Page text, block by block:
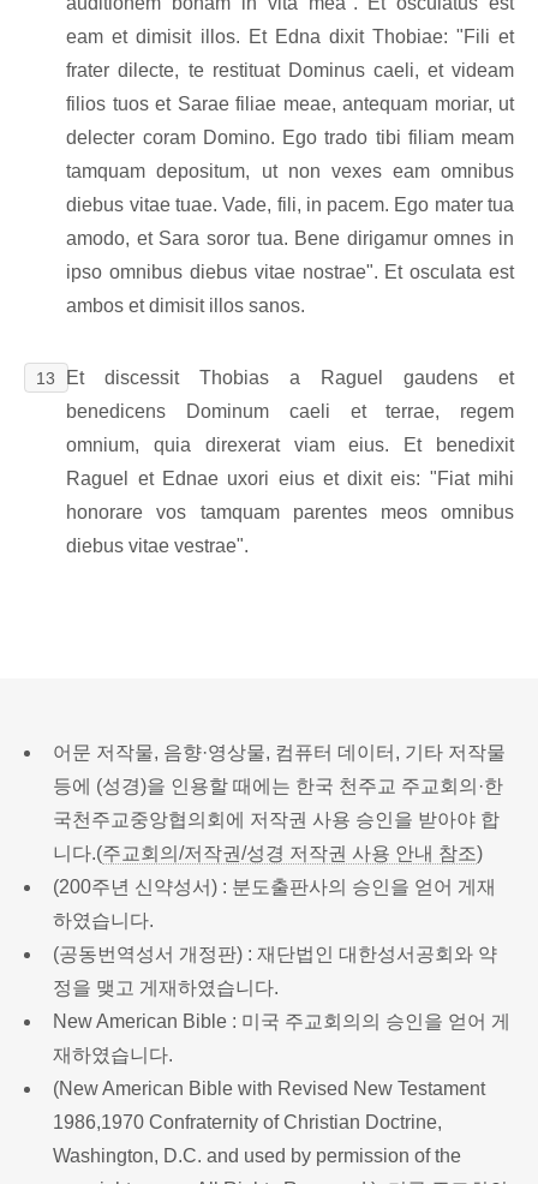
eam et dimisit illos. Et Edna dixit Thobiae: "Fili et
frater dilecte, te restituat Dominus caeli, et videam
filios tuos et Sarae filiae meae, antequam moriar, ut
delecter coram Domino. Ego trado tibi filiam meam
tamquam depositum, ut non vexes eam omnibus
diebus vitae tuae. Vade, fili, in pacem. Ego mater tua
amodo, et Sara soror tua. Bene dirigamur omnes in
ipso omnibus diebus vitae nostrae". Et osculata est
ambos et dimisit illos sanos.
13
Et discessit Thobias a Raguel gaudens et
benedicens Dominum caeli et terrae, regem
omnium, quia direxerat viam eius. Et benedixit
Raguel et Ednae uxori eius et dixit eis: "Fiat mihi
honorare vos tamquam parentes meos omnibus
diebus vitae vestrae".
어문 저작물, 음향·영상물, 컴퓨터 데이터, 기타 저작물
등에 (성경)을 인용할 때에는 한국 천주교 주교회의·한
국천주교중앙협의회에 저작권 사용 승인을 받아야 합
니다.(주교회의/저작권/성경 저작권 사용 안내 참조)
(200주년 신약성서) : 분도출판사의 승인을 얻어 게재
하였습니다.
(공동번역성서 개정판) : 재단법인 대한성서공회와 약
정을 맺고 게재하였습니다.
New American Bible : 미국 주교회의의 승인을 얻어 게
재하였습니다.
(New American Bible with Revised New Testament
1986,1970 Confraternity of Christian Doctrine,
Washington, D.C. and used by permission of the